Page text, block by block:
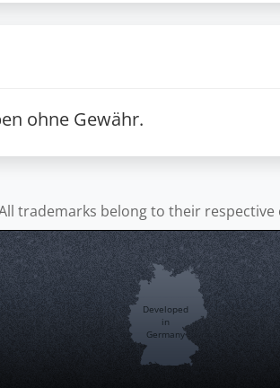
ohne Gewähr.
trademarks belong to their respective
Developed
in
Germany